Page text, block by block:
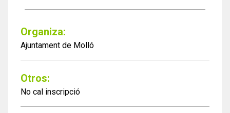
Organiza:
Ajuntament de Molló
Otros:
No cal inscripció